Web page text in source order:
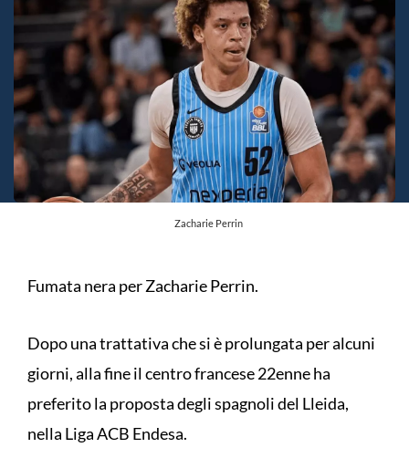
Zacharie Perrin
Fumata nera per Zacharie Perrin.
Dopo una trattativa che si è prolungata per alcuni
giorni, alla fine il centro francese 22enne ha
preferito la proposta degli spagnoli del Lleida,
nella Liga ACB Endesa.